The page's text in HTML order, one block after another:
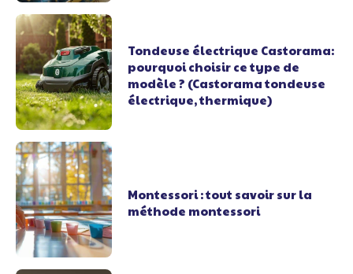
Tondeuse électrique Castorama:
pourquoi choisir ce type de
modèle ? (Castorama tondeuse
électrique, thermique)
Montessori : tout savoir sur la
méthode montessori